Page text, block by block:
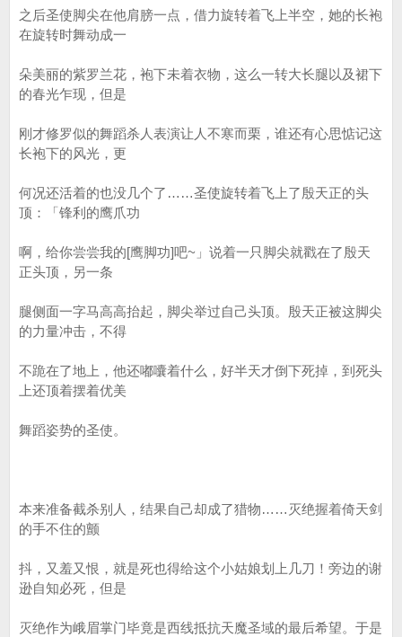
之后圣使脚尖在他肩膀一点，借力旋转着飞上半空，她的长袍
在旋转时舞动成一
朵美丽的紫罗兰花，袍下未着衣物，这么一转大长腿以及裙下
的春光乍现，但是
刚才修罗似的舞蹈杀人表演让人不寒而栗，谁还有心思惦记这
长袍下的风光，更
何况还活着的也没几个了……圣使旋转着飞上了殷天正的头
顶：「锋利的鹰爪功
啊，给你尝尝我的[鹰脚功]吧~」说着一只脚尖就戳在了殷天
正头顶，另一条
腿侧面一字马高高抬起，脚尖举过自己头顶。殷天正被这脚尖
的力量冲击，不得
不跪在了地上，他还嘟囔着什么，好半天才倒下死掉，到死头
上还顶着摆着优美
舞蹈姿势的圣使。
本来准备截杀别人，结果自己却成了猎物……灭绝握着倚天剑
的手不住的颤
抖，又羞又恨，就是死也得给这个小姑娘划上几刀！旁边的谢
逊自知必死，但是
灭绝作为峨眉掌门毕竟是西线抵抗天魔圣域的最后希望。于是